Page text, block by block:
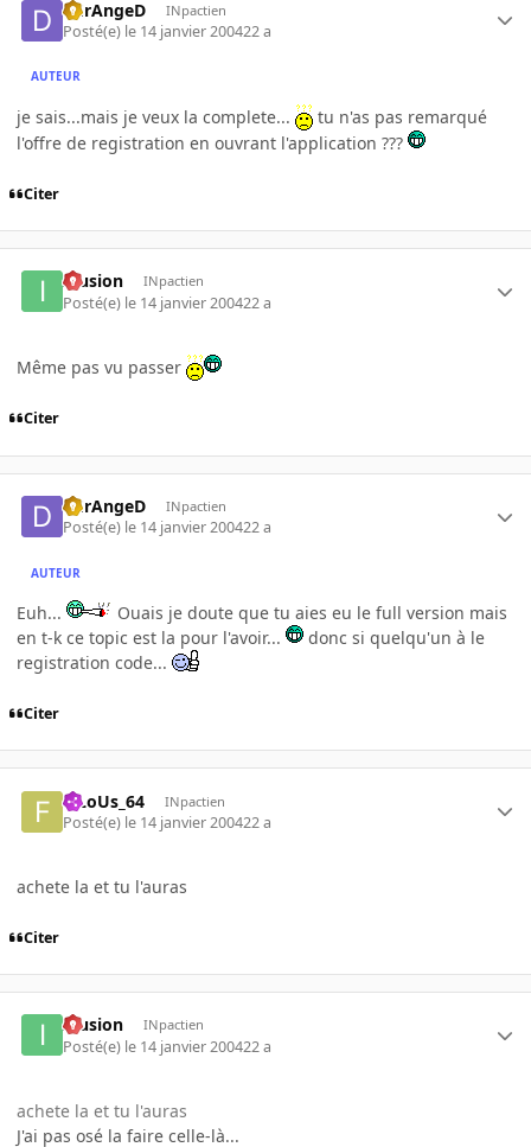
DErAngeD INpactien
Posté(e) le 14 janvier 200422 a
AUTEUR
je sais...mais je veux la complete...
tu n'as pas remarqué
l'offre de registration en ouvrant l'application ???
Citer
Illusion INpactien
Posté(e) le 14 janvier 200422 a
Même pas vu passer
Citer
DErAngeD INpactien
Posté(e) le 14 janvier 200422 a
AUTEUR
Euh...
Ouais je doute que tu aies eu le full version mais
en t-k ce topic est la pour l'avoir...
donc si quelqu'un à le
registration code...
Citer
FiLoUs_64 INpactien
Posté(e) le 14 janvier 200422 a
achete la et tu l'auras
Citer
Illusion INpactien
Posté(e) le 14 janvier 200422 a
achete la et tu l'auras
J'ai pas osé la faire celle-là...